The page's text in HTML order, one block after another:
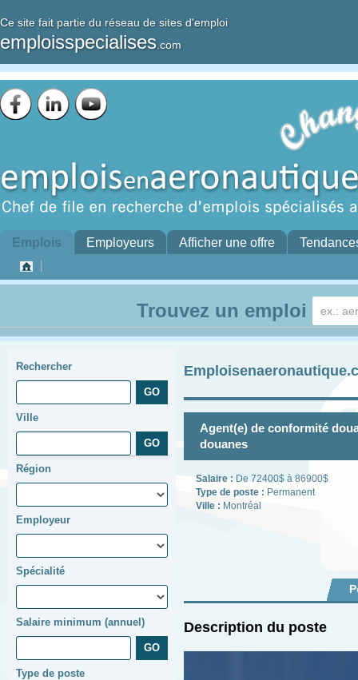
Ce site fait partie du réseau de sites d'emploi
emploisspecialises .com
Emplois Employeurs Afficher une offre
Trouvez un emploi
Rechercher
Ville
Région
Employeur
Spécialité
Salaire minimum (annuel)
Type de poste
Agent(e) de conformité
douanes
Salaire : De 72400$ à 86900$
Type de poste : Permanent
Ville : Montréal
Description du poste